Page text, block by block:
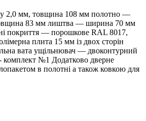
2,0 мм, товщина 108 мм полотно —
83 мм лиштва — ширина 70 мм
покриття — порошкове RAL 8017,
плита 15 мм із двох сторін
вата ущільнювач — двоконтурний
комплект №1 Додатково дверне
в полотні а також ковкою для